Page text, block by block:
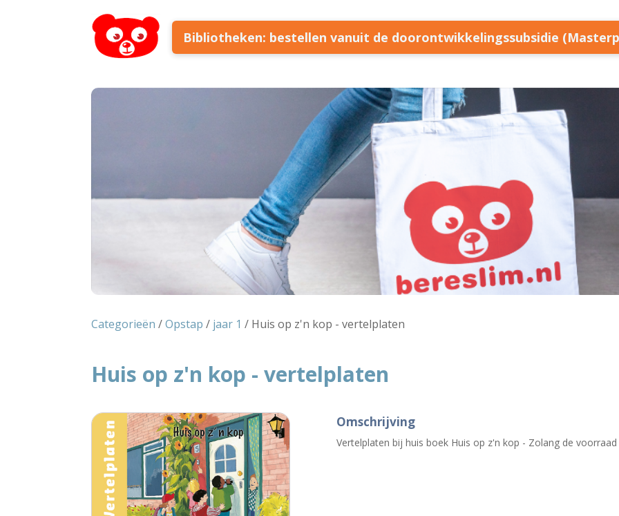
Bibliotheken: bestellen vanuit de doorontwikkelingssubsidie
Categorieën /Opstap / jaar 1 / Huis op z'n kop - vertelplaten
Huis op z'n kop - vertelplaten
Omschrijving
Vertelplaten bij huis boek Huis op z'n kop - Zolang de